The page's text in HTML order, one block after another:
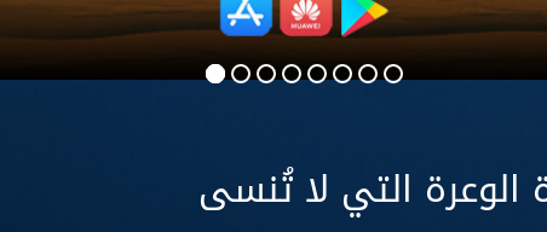
التي لا تُنسى